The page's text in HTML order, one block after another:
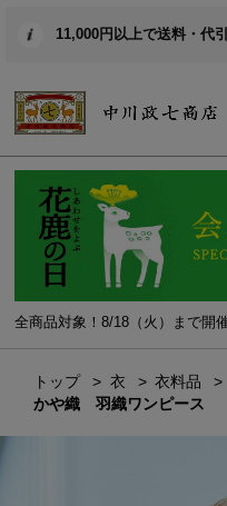
11,000円以上で送料・代
全商品対象！8/18（火）まで開催
トップ 衣 衣料品
かや織 羽織ワンピース